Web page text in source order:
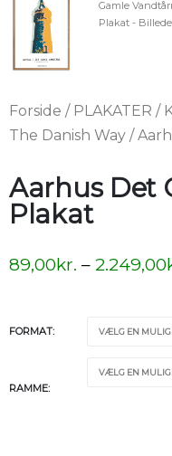
Forside / PLAKATER /
The Danish Way /
Aarhus Det
Plakat
89,00kr. – 2.249,00
FORMAT
RAMME